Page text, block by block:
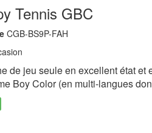
Tennis GBC
CGB-BS9P-FAH
de jeu seule en excellent état et
Boy Color (en multi-langues